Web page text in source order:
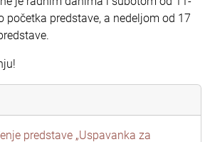
početka predstave, a nedeljom od 17
predstave „Uspavanka za